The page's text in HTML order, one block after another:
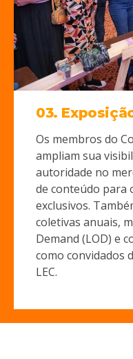
03.
Os membros do
ampliam sua
autoridade no
de conteúdo para
exclusivos.
coletivas anuais,
Demand (LOD) e
como convidados
LEC.